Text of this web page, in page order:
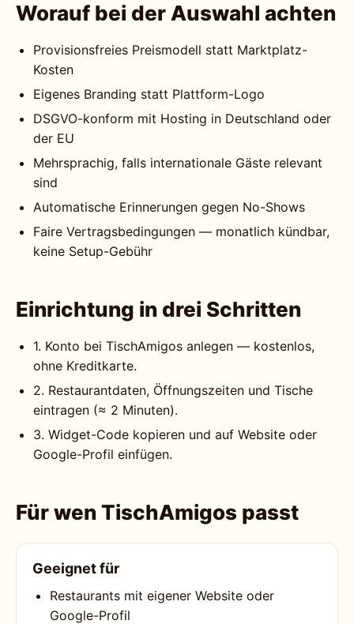
Worauf bei der Auswahl achten
Provisionsfreies Preismodell statt Marktplatz-
Kosten
Eigenes Branding statt Plattform-Logo
DSGVO-konform mit Hosting in Deutschland oder
der EU
Mehrsprachig, falls internationale Gäste relevant
sind
Automatische Erinnerungen gegen No-Shows
Faire Vertragsbedingungen — monatlich kündbar,
keine Setup-Gebühr
Einrichtung in drei Schritten
1. Konto bei TischAmigos anlegen — kostenlos,
ohne Kreditkarte.
2. Restaurantdaten, Öffnungszeiten und Tische
eintragen (≈ 2 Minuten).
3. Widget-Code kopieren und auf Website oder
Google-Profil einfügen.
Für wen TischAmigos passt
Geeignet für
Restaurants mit eigener Website oder
Google-Profil